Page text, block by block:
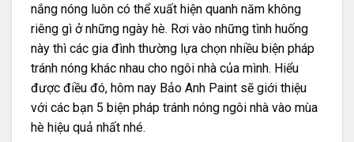
nắng nóng luôn có thể xuất hiện quanh năm không
riêng gì ở những ngày hè. Rơi vào những tình huống
này thì các gia đình thường lựa chọn nhiều biện pháp
tránh nóng khác nhau cho ngôi nhà của mình. Hiểu
được điều đó, hôm nay Bảo Anh Paint sẽ giới thiệu
với các bạn 5 biện pháp tránh nóng ngôi nhà vào mùa
hè hiệu quả nhất nhé.